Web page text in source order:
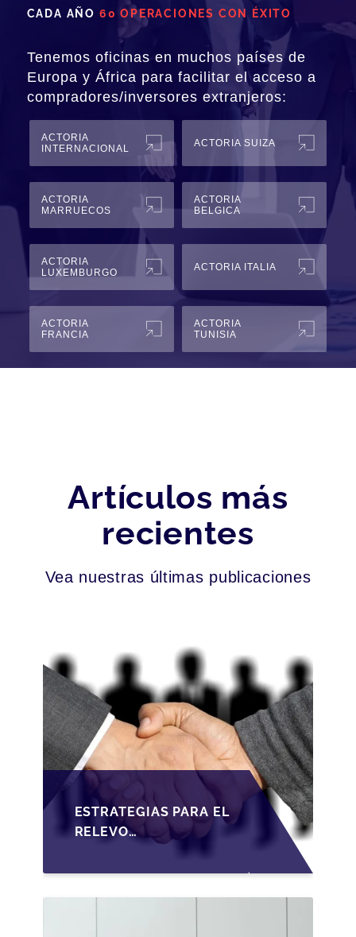
CADA AÑO 60 OPERACIONES CON ÉXITO
Tenemos oficinas en muchos países de
Europa y África para facilitar el acceso a
compradores/inversores extranjeros:
ACTORIA
INTERNACIONAL
ACTORIA SUIZA
ACTORIA
MARRUECOS
ACTORIA
BELGICA
ACTORIA
LUXEMBURGO
ACTORIA ITALIA
ACTORIA
FRANCIA
ACTORIA
TUNISIA
Artículos más
recientes
Vea nuestras últimas publicaciones
ESTRATEGIAS PARA EL
RELEVO
GENERACIONAL EN
PYMES ESPAÑOLAS